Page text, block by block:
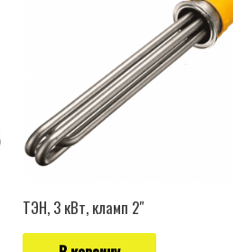
ТЭН, 3 кВт, кламп 2″